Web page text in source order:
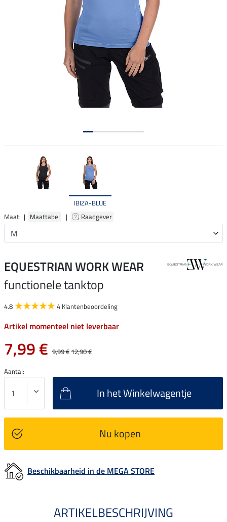
IBIZA-BLUE
Maat: | Maattabel | Raadgever
EQUESTRIAN WORK WEAR
functionele tanktop
4.8 4 Klantenbeoordeling
Artikel momenteel niet leverbaar
7,99 € 9,99 €12,90 €
Aantal:
In het Winkelwagentje
Nu kopen
Beschikbaarheid in de MEGA STORE
ARTIKELBESCHRIJVING